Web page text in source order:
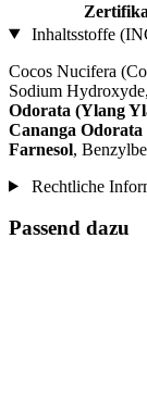
Inhaltsstoffe
Cocos Nucifera
Sodium Hydroxyde,
Odorata (Ylang
Cananga
Farnesol,
Rechtliche
Passend dazu